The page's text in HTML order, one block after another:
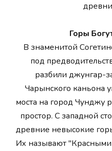
Горы
В знаменитой
под
разбили джунгар-
Чарынского каньона
моста на город Чунджу
простор. С западной
древние невысокие
Их называют